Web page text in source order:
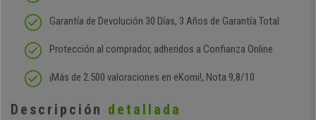
Garantía de Devolución 30 Días, 3 Años de Garantía Total
Protección al comprador, adheridos a Confianza Online
¡Más de 2.500 valoraciones en eKomi!, Nota 9,8/10
Descripción detallada